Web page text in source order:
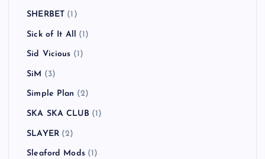
SHERBET (1)
Sick of It All (1)
Sid Vicious (1)
SiM (3)
Simple Plan (2)
SKA SKA CLUB (1)
SLAYER(2)
Sleaford Mods(1)